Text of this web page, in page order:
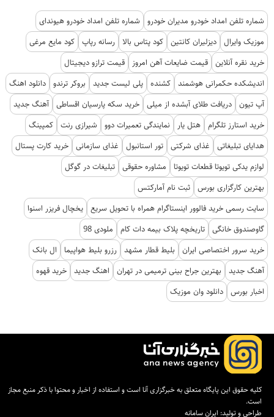
شماره تلفن امداد خودرو مدیران خودرو
شماره تلفن امداد خودرو هیوندای
موزیک وایرال دیزلیران کانتین کود پتاس بالا رسانه رپاپ کود مایع مرغی
خرید نقره آنلاین قیمت ضایعات آهن امروز
قیمت ترازو دیجیتال
اندیشکده حکمرانی هوشمند کشنده پلی لیست جدید بروکر ترندو دانلود اهنگ
آپ تیون دریافت طلای آبشده از میلی خرید سکه پارسیان اقساطی آهنگ جدید
خرید استارز تلگرام هتل یار نمایندگی تعمیرات دوو شیرازی رنت کمپینگ
هدایای تبلیغاتی
غذای شرکتی تور استانبول غذای سازمانی خرید کارت پستال
لوازم یدکی تویوتا قطعات تویوتا
مشاوره حقوقی تبلیغات در گوگل
بهترین کارگزاری بورس ثبت نام آمارکتس
سایت رسمی خرید فالوور اینستاگرام همراه با تحویل سریع یخچال فریزر اسنوا
گاوصندوق خانگی تاریخچه پلاک بیمه دات کام
ملودی 98
خرید سرور اختصاصی ایران
بلیط قطار مشهد رزرو بلیط هواپیما
ال بانک
آهنگ جدید
بهترین جراح بینی ترمیمی در تهران اهنگ جدید خرید قهوه
اخبار بورس دانلود وان موزیک
کلیه حقوق این پایگاه متعلق به خبرگزاری آنا است و استفاده از اخبار و محتوا با ذکر منبع مجاز
است.
طراحی و تولید: ایران سامانه